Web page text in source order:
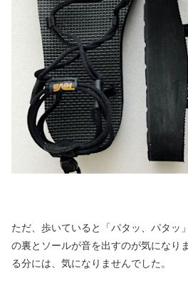
ただ、歩いていると「パタッ、パタッ
の裏とソールが音を出すのが気になり
る分には、気になりませんでした。